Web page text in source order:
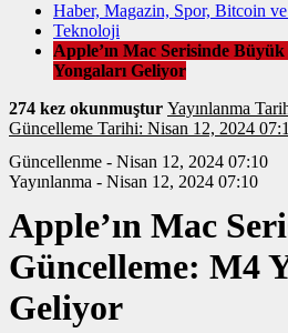
Haber, Magazin, Spor, Bitcoin
Teknoloji
Apple’ın Mac Serisinde
Yongaları Geliyor
274 kez okunmuştur Yayınlanma
Güncelleme Tarihi: Nisan 12, 2024
Güncellenme - Nisan 12, 2024 07:10
Yayınlanma - Nisan 12, 2024 07:10
Apple’ın Mac
Güncelleme: M4
Geliyor